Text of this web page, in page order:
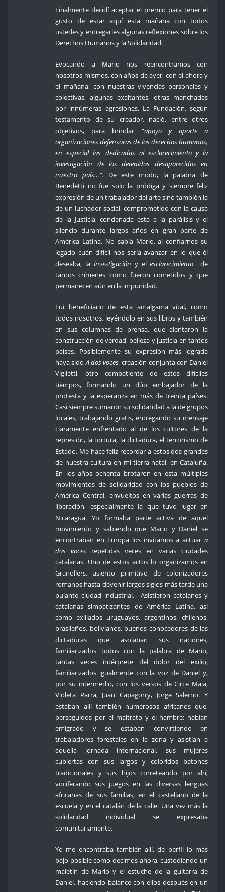
Finalmente decidí aceptar el premio para tener el
gusto de estar aquí esta mañana con todos
ustedes y entregarles algunas reflexiones sobre los
Derechos Humanos y la Solidaridad.
Evocando a Mario nos reencontramos con
nosotros mismos, con años de ayer, con el ahora y
el mañana, con nuestras vivencias personales y
colectivas, algunas exaltantes, otras manchadas
por innúmeras agresiones. La Fundación, según
testamento de su creador, nació, entre otros
objetivos, para brindar “apoyo y aporte a
organizaciones defensoras de los derechos humanos,
en especial las dedicadas al esclarecimiento y la
investigación de los detenidos desaparecidos en
nuestro país…”. De este modo, la palabra de
Benedetti no fue solo la pródiga y siempre feliz
expresión de un trabajador del arte sino también la
de un luchador social, comprometido con la causa
de la Justicia, condenada esta a la parálisis y el
silencio durante largos años en gran parte de
América Latina. No sabía Mario, al confiarnos su
legado cuán difícil nos sería avanzar en lo que él
deseaba, la investigación y elesclarecimiento de
tantos crímenes como fueron cometidos y que
permanecen aún en la impunidad.
Fui beneficiario de esta amalgama vital, como
todos nosotros, leyéndolo en sus libros y también
en sus columnas de prensa, que alentaron la
construcción de verdad, belleza y justicia en tantos
países. Posiblemente su expresión más lograda
haya sidoA dos voces,creación conjunta con Daniel
Viglietti, otro combatiente de estos difíciles
tiempos, formando un dúo embajador de la
protesta y la esperanza en más de treinta países.
Casi siempre sumaron su solidaridad a la de grupos
locales, trabajando gratis, entregando su mensaje
claramente enfrentado al de los cultores de la
represión, la tortura, la dictadura, el terrorismo de
Estado. Me hace feliz recordar a estos dos grandes
de nuestra cultura en mi tierra natal, en Cataluña.
En los años ochenta brotaron en esta múltiples
movimientos de solidaridad con los pueblos de
América Central, envueltos en varias guerras de
liberación, especialmente la que tuvo lugar en
Nicaragua. Yo formaba parte activa de aquel
movimiento y sabiendo que Mario y Daniel se
encontraban en Europa los invitamos a actuara
dos voces repetidas veces en varias ciudades
catalanas. Uno de estos actos lo organizamos en
Granollers, asiento primitivo de colonizadores
romanos hasta devenir largos siglos más tarde una
pujante ciudad industrial. Asistieron catalanes y
catalanas simpatizantes de América Latina, así
como exiliados uruguayos, argentinos, chilenos,
brasileños, bolivianos, buenos conocedores de las
dictaduras que asolaban sus naciones,
familiarizados todos con la palabra de Mario,
tantas veces intérprete del dolor del exilio,
familiarizados igualmente con la voz de Daniel y,
por su intermedio, con los versos de Circe Maia,
Violeta Parra, Juan Capagorry, Jorge Salerno. Y
estaban allí también numerosos africanos que,
perseguidos por el maltrato y el hambre; habían
emigrado y se estaban convirtiendo en
trabajadores forestales en la zona y asistían a
aquella jornada internacional, sus mujeres
cubiertas con sus largos y coloridos batones
tradicionales y sus hijos correteando por ahí,
vociferando sus juegos en las diversas lenguas
africanas de sus familias, en el castellano de la
escuela y en el catalán de la calle. Una vez más la
solidaridad individual se expresaba
comunitariamente.
Yo me encontraba también allí, de perfil lo más
bajo posible como decimos ahora, custodiando un
maletín de Mario y el estuche de la guitarra de
Daniel, haciendo balance con ellos después en un